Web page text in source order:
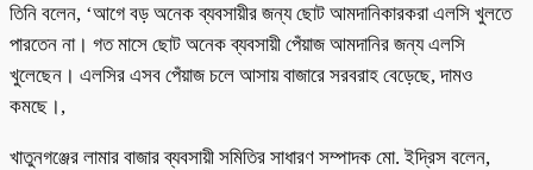
তিনি বলেন, ‘আগে বড় অনেক ব্যবসায়ীর জন্য ছোট আমদানিকারকরা এলসি খুলতে
পারতেন না। গত মাসে ছোট অনেক ব্যবসায়ী পেঁয়াজ আমদানির জন্য এলসি
খুলেছেন। এলসির এসব পেঁয়াজ চলে আসায় বাজারে সরবরাহ বেড়েছে, দামও
কমছে।,
খাতুনগঞ্জের লামার বাজার ব্যবসায়ী সমিতির সাধারণ সম্পাদক মো. ইদ্রিস বলেন,